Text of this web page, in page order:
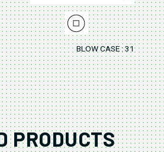
BLOW CASE : 310 x
PRODUCTS